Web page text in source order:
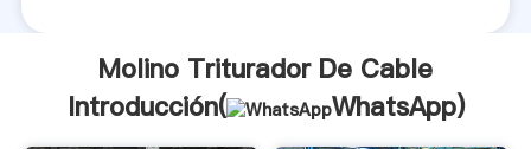
Molino Triturador De Cable
Introducción(
WhatsApp)